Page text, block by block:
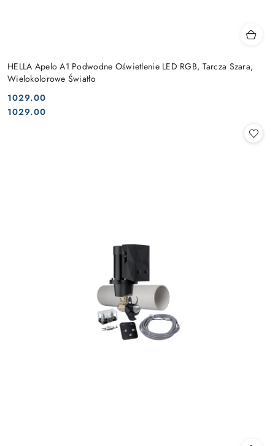
HELLA Apelo A1 Podwodne Oświetlenie LED RGB, Tarcza Szara,
Wielokolorowe Światło
Cena:
1029.00
Cena:
1029.00